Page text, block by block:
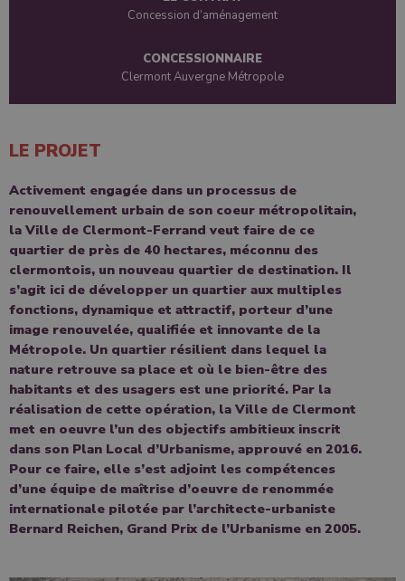
Concession d’aménagement
CONCESSIONNAIRE
Clermont Auvergne Métropole
LE PROJET
Activement engagée dans un processus de
renouvellement urbain de son coeur métropolitain,
la Ville de Clermont-Ferrand veut faire de ce
quartier de près de 40 hectares, méconnu des
clermontois, un nouveau quartier de destination. Il
s’agit ici de développer un quartier aux multiples
fonctions, dynamique et attractif, porteur d’une
image renouvelée, qualifiée et innovante de la
Métropole. Un quartier résilient dans lequel la
nature retrouve sa place et où le bien-être des
habitants et des usagers est une priorité. Par la
réalisation de cette opération, la Ville de Clermont
met en oeuvre l’un des objectifs ambitieux inscrit
dans son Plan Local d’Urbanisme, approuvé en 2016.
Pour ce faire, elle s’est adjoint les compétences
d’une équipe de maîtrise d’oeuvre de renommée
internationale pilotée par l’architecte-urbaniste
Bernard Reichen, Grand Prix de l’Urbanisme en 2005.